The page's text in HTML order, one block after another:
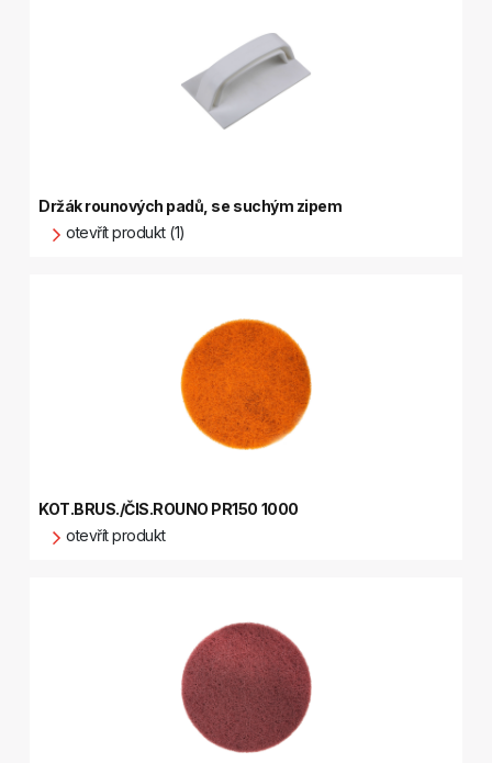
Držák rounových padů, se suchým zipem
otevřít produkt (1)
KOT.BRUS./ČIS.ROUNO PR150 1000
otevřít produkt